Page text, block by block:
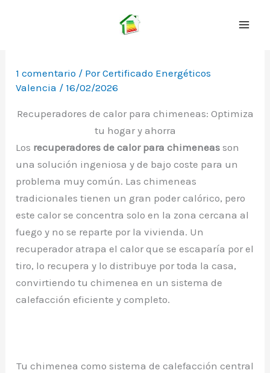
1 comentario / PorCertificado Energéticos
Valencia / 16/02/2026
Recuperadores de calor para chimeneas: Optimiza
tu hogar y ahorra
Los recuperadores de calor para chimeneas son
una solución ingeniosa y de bajo coste para un
problema muy común. Las chimeneas
tradicionales tienen un gran poder calórico, pero
este calor se concentra solo en la zona cercana al
fuego y no se reparte por la vivienda. Un
recuperador atrapa el calor que se escaparía por el
tiro, lo recupera y lo distribuye por toda la casa,
convirtiendo tu chimenea en un sistema de
calefacción eficiente y completo.
Tu chimenea como sistema de calefacción central